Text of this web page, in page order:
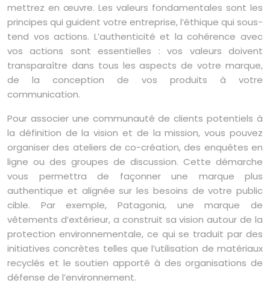
mettrez en œuvre. Les valeurs fondamentales sont les
principes qui guident votre entreprise, l’éthique qui sous-
tend vos actions. L’authenticité et la cohérence avec
vos actions sont essentielles : vos valeurs doivent
transparaître dans tous les aspects de votre marque,
de la conception de vos produits à votre
communication.
Pour associer une communauté de clients potentiels à
la définition de la vision et de la mission, vous pouvez
organiser des ateliers de co-création, des enquêtes en
ligne ou des groupes de discussion. Cette démarche
vous permettra de façonner une marque plus
authentique et alignée sur les besoins de votre public
cible. Par exemple, Patagonia, une marque de
vêtements d’extérieur, a construit sa vision autour de la
protection environnementale, ce qui se traduit par des
initiatives concrètes telles que l’utilisation de matériaux
recyclés et le soutien apporté à des organisations de
défense de l’environnement.